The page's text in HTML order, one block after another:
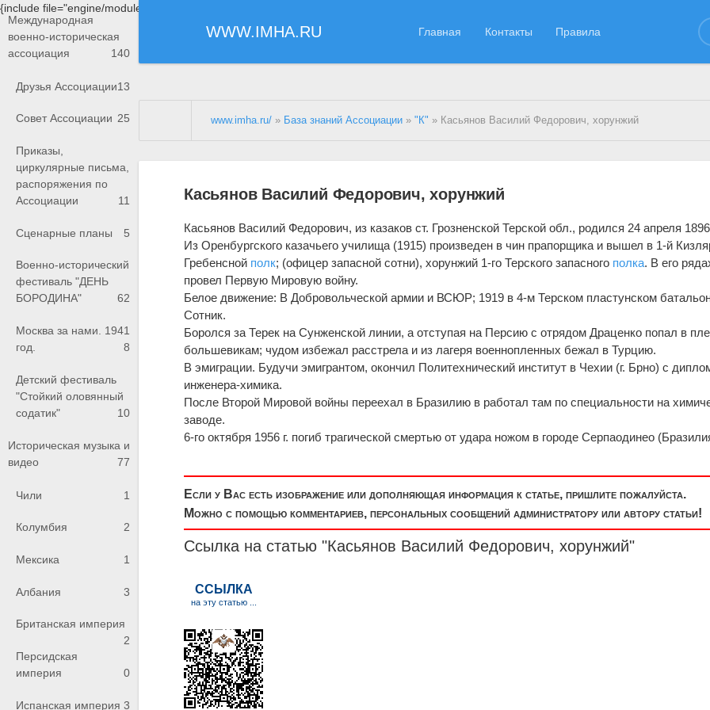
{include file="engine/modules/saperu/head.php"}
WWW.IMHA.RU Главная Контакты Правила
Международная
военно-историческая
ассоциация
140
Друзья Ассоциации13
Совет Ассоциации 25
Приказы,
циркулярные письма,
распоряжения по
Ассоциации
11
Сценарные планы 5
Военно-исторический
фестиваль "ДЕНЬ
БОРОДИНА"
62
Москва за нами. 1941
год.
8
Детский фестиваль
"Стойкий оловянный
содатик"
10
Историческая музыка и
видео
77
Чили 1
Колумбия 2
Мексика 1
Албания 3
Британская империя
2
Персидская
империя
0
Испанская империя 3
www.imha.ru/ » База знаний Ассоциации »"К" » Касьянов Василий Федорович, хорунжий
Касьянов Василий Федорович, хорунжий
Касьянов Василий Федорович, из казаков ст. Грозненской Терской обл., родился 24 апреля 1896
Из Оренбургского казачьего училища (1915) произведен в чин прапорщика и вышел в 1-й
Гребенсной полк; (офицер запасной сотни), хорунжий 1-го Терского запасного полка. В его
провел Первую Мировую войну.
Белое движение: В Добровольческой армии и ВСЮР; 1919 в 4-м Терском пластунском
Сотник.
Боролся за Терек на Сунженской линии, а отступая на Персию с отрядом Драценко попал в
большевикам; чудом избежал расстрела и из лагеря военнопленных бежал в Турцию.
В эмиграции. Будучи эмигрантом, окончил Политехнический институт в Чехии (г. Брно) с
инженера-химика.
После Второй Мировой войны переехал в Бразилию в работал там по специальности на
заводе.
6-го октября 1956 г. погиб трагической смертью от удара ножом в городе Серпаодинео
Если у Вас есть изображение или дополняющая информация к статье, пришлите пожалуйста.
Можно с помощью комментариев, персональных сообщений администратору или автору статьи!
Ссылка на статью "Касьянов Василий Федорович, хорунжий"